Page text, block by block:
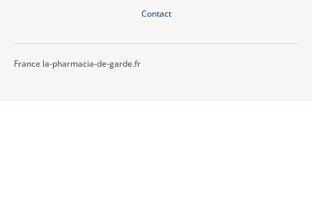
Contact
France la-pharmacia-de-garde.fr